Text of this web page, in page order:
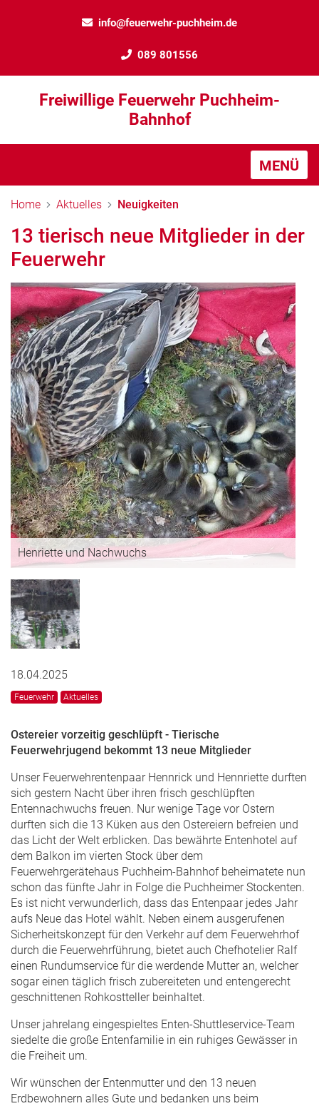
info@feuerwehr-puchheim.de
089 801556
Freiwillige Feuerwehr Puchheim-
Bahnhof
MENÜ
Home Aktuelles Neuigkeiten
13 tierisch neue Mitglieder in der
Feuerwehr
Henriette und Nachwuchs
18.04.2025
Feuerwehr Aktuelles
Ostereier vorzeitig geschlüpft - Tierische
Feuerwehrjugend bekommt 13 neue Mitglieder
Unser Feuerwehrentenpaar Hennrick und Hennriette durften
sich gestern Nacht über ihren frisch geschlüpften
Entennachwuchs freuen. Nur wenige Tage vor Ostern
durften sich die 13 Küken aus den Ostereiern befreien und
das Licht der Welt erblicken. Das bewährte Entenhotel auf
dem Balkon im vierten Stock über dem
Feuerwehrgerätehaus Puchheim-Bahnhof beheimatete nun
schon das fünfte Jahr in Folge die Puchheimer Stockenten.
Es ist nicht verwunderlich, dass das Entenpaar jedes Jahr
aufs Neue das Hotel wählt. Neben einem ausgerufenen
Sicherheitskonzept für den Verkehr auf dem Feuerwehrhof
durch die Feuerwehrführung, bietet auch Chefhotelier Ralf
einen Rundumservice für die werdende Mutter an, welcher
sogar einen täglich frisch zubereiteten und entengerecht
geschnittenen Rohkostteller beinhaltet.
Unser jahrelang eingespieltes Enten-Shuttleservice-Team
siedelte die große Entenfamilie in ein ruhiges Gewässer in
die Freiheit um.
Wir wünschen der Entenmutter und den 13 neuen
Erdbewohnern alles Gute und bedanken uns beim